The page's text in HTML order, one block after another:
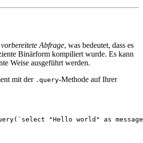
vorbereitete Abfrage, was bedeutet, dass es
Binärform kompiliert wurde. Es kann
Weise ausgeführt werden.
mit der .query-Methode auf Ihrer
( `select "Hello world" as